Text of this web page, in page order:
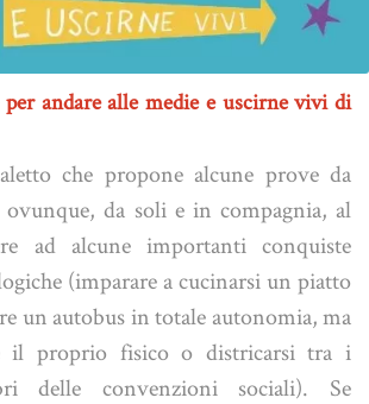
per andare alle medie e uscirne vivi di
che propone alcune prove da
ovunque, da soli e in compagnia, al
ad alcune importanti conquiste
(imparare a cucinarsi un piatto
un autobus in totale autonomia, ma
il proprio fisico o districarsi tra i
delle convenzioni sociali). Se